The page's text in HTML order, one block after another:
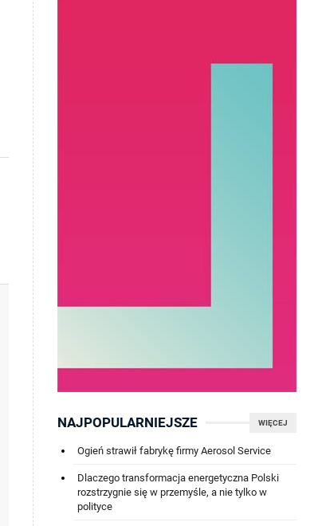
WIĘCEJ
NAJPOPULARNIEJSZE
Ogień strawił fabrykę firmy Aerosol Service
Dlaczego transformacja energetyczna Polski
rozstrzygnie się w przemyśle, a nie tylko w
polityce